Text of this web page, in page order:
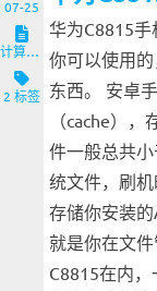
07-25
计算机与客户端
2 标签
华为C8815
你可以使用
东西。 安卓
（cache）
件一般总共
统文件，刷机
存储你安装
就是你在文
C8815在内